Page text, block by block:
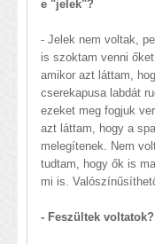
e "jelek"?
- Jelek nem voltak,
is szoktam venni
amikor azt láttam,
cserekapusa labdát
ezeket meg fogjuk
azt láttam, hogy a
melegítenek. Nem
tudtam, hogy ők is
mi is.
- Feszültek voltatok?